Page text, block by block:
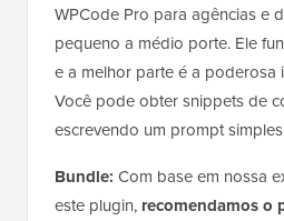
WPCode Pro para agências e
pequeno a médio porte. Ele
e a melhor parte é a poderosa
Você pode obter snippets de
escrevendo um prompt
Bundle: Com base em nossa
este plugin, recomendamos o